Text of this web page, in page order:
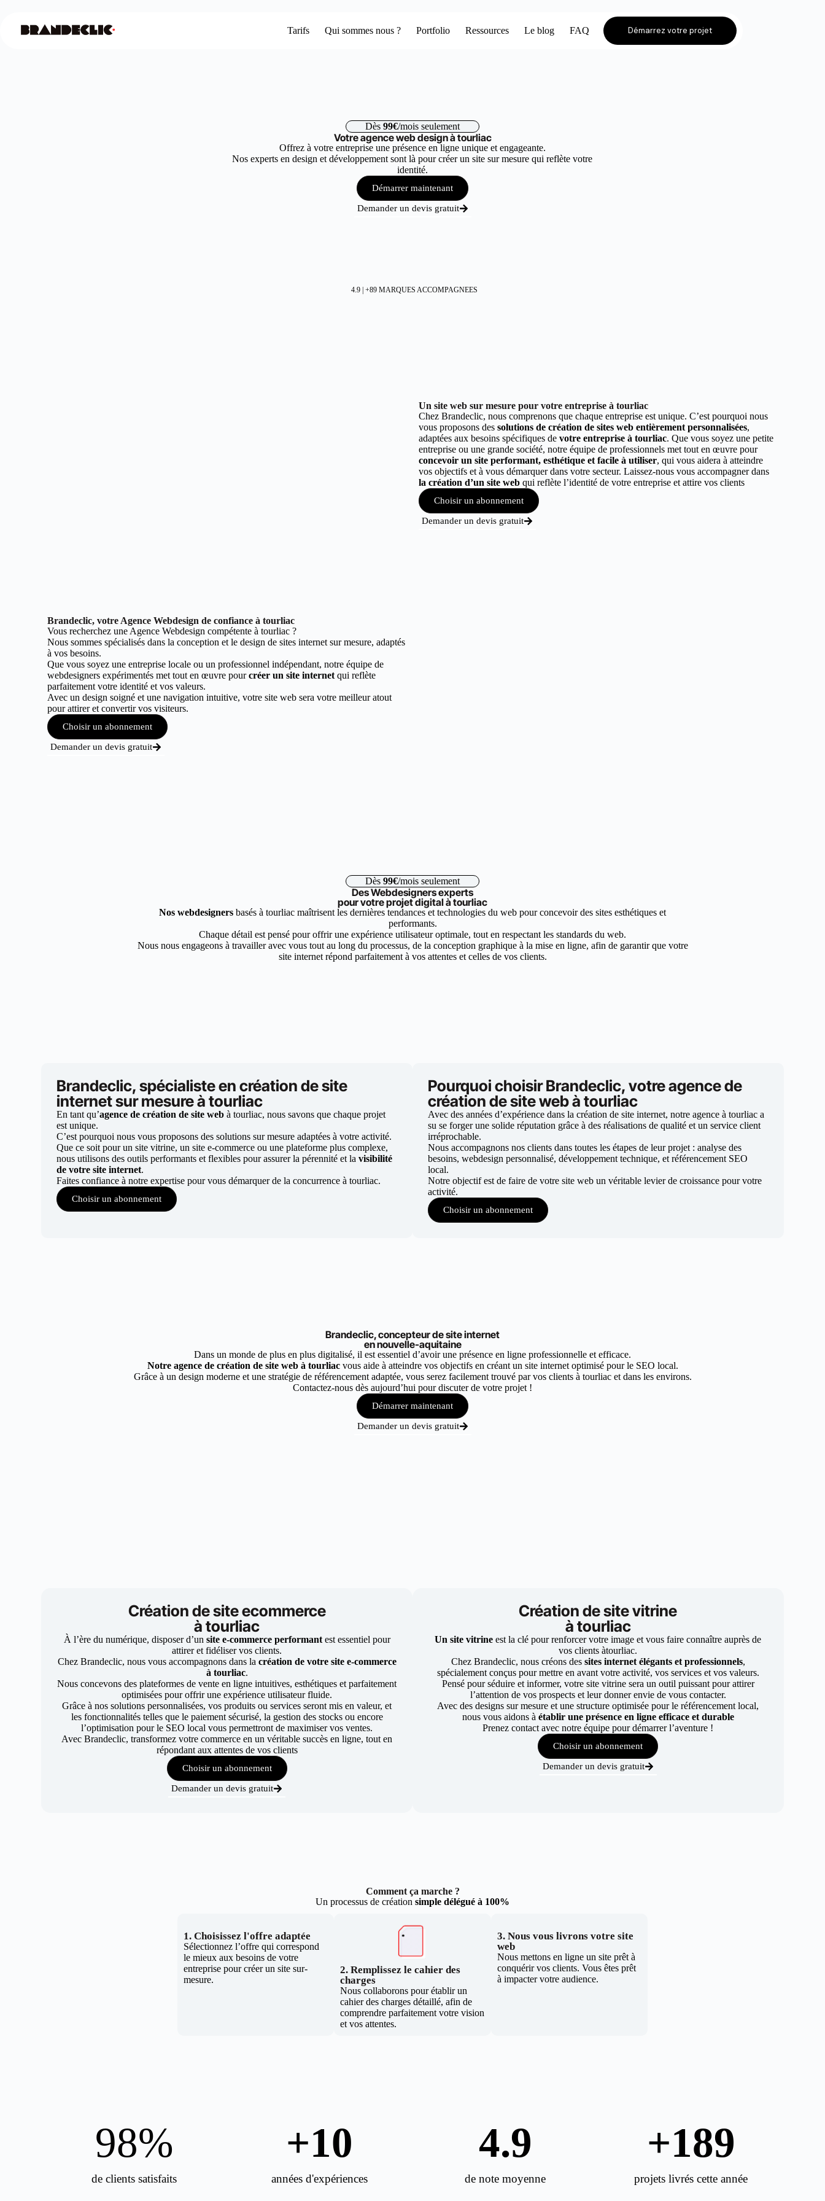
Tarifs Qui sommes nous ? Portfolio Ressources Le blog FAQ Démarrez votre projet
Dès 99€/mois seulement
Votre agence web design à tourliac
Offrez à votre entreprise une présence en ligne unique et engageante.
Nos experts en design et développement sont là pour créer un site sur mesure qui reflète votre
identité.
Démarrer maintenant
Demander un devis gratuit
4.9 | +89 MARQUES ACCOMPAGNEES
Un site web sur mesure pour votre entreprise à tourliac
Chez Brandeclic, nous comprenons que chaque entreprise est unique. C’est pourquoi nous
vous proposons des solutions de création de sites web entièrement personnalisées,
adaptées aux besoins spécifiques de votre entreprise à tourliac. Que vous soyez une petite
entreprise ou une grande société, notre équipe de professionnels met tout en œuvre pour
concevoir un site performant, esthétique et facile à utiliser, qui vous aidera à atteindre
vos objectifs et à vous démarquer dans votre secteur. Laissez-nous vous accompagner dans
la création d’un site web qui reflète l’identité de votre entreprise et attire vos clients
Choisir un abonnement
Demander un devis gratuit
Brandeclic, votre Agence Webdesign de confiance à tourliac
Vous recherchez une Agence Webdesign compétente à tourliac ?
Nous sommes spécialisés dans la conception et le design de sites internet sur mesure, adaptés
à vos besoins.
Que vous soyez une entreprise locale ou un professionnel indépendant, notre équipe de
webdesigners expérimentés met tout en œuvre pourcréer un site internetqui reflète
parfaitement votre identité et vos valeurs.
Avec un design soigné et une navigation intuitive, votre site web sera votre meilleur atout
pour attirer et convertir vos visiteurs.
Choisir un abonnement
Demander un devis gratuit
Dès 99€/mois seulement
Des Webdesigners experts
pour votre projet digital à tourliac
Nos webdesigners basés à tourliac maîtrisent les dernières tendances et technologies du web pour concevoir des sites esthétiques et
performants.
Chaque détail est pensé pour offrir une expérience utilisateur optimale, tout en respectant les standards du web.
Nous nous engageons à travailler avec vous tout au long du processus, de la conception graphique à la mise en ligne, afin de garantir que votre
site internet répond parfaitement à vos attentes et celles de vos clients.
Brandeclic, spécialiste en création de site
internet sur mesure à tourliac
En tant qu’agence de création de site web à tourliac, nous savons que chaque projet
est unique.
C’est pourquoi nous vous proposons des solutions sur mesure adaptées à votre activité.
Que ce soit pour un site vitrine, un site e-commerce ou une plateforme plus complexe,
nous utilisons des outils performants et flexibles pour assurer la pérennité et lavisibilité
de votre site internet.
Faites confiance à notre expertise pour vous démarquer de la concurrence à tourliac.
Choisir un abonnement
Pourquoi choisir Brandeclic, votre agence de
création de site web à tourliac
Avec des années d’expérience dans la création de site internet, notre agence à tourliac a
su se forger une solide réputation grâce à des réalisations de qualité et un service client
irréprochable.
Nous accompagnons nos clients dans toutes les étapes de leur projet : analyse des
besoins, webdesign personnalisé, développement technique, et référencement SEO
local.
Notre objectif est de faire de votre site web un véritable levier de croissance pour votre
activité.
Choisir un abonnement
Brandeclic, concepteur de site internet
en nouvelle-aquitaine
Dans un monde de plus en plus digitalisé, il est essentiel d’avoir une présence en ligne professionnelle et efficace.
Notre agence de création de site web à tourliacvous aide à atteindre vos objectifs en créant un site internet optimisé pour le SEO local.
Grâce à un design moderne et une stratégie de référencement adaptée, vous serez facilement trouvé par vos clients à tourliac et dans les environs.
Contactez-nous dès aujourd’hui pour discuter de votre projet !
Démarrer maintenant
Demander un devis gratuit
Création de site ecommerce
à tourliac
À l’ère du numérique, disposer d’un site e-commerce performant est essentiel pour
attirer et fidéliser vos clients.
Chez Brandeclic, nous vous accompagnons dans la création de votre site e-commerce
à tourliac.
Nous concevons des plateformes de vente en ligne intuitives, esthétiques et parfaitement
optimisées pour offrir une expérience utilisateur fluide.
Grâce à nos solutions personnalisées, vos produits ou services seront mis en valeur, et
les fonctionnalités telles que le paiement sécurisé, la gestion des stocks ou encore
l’optimisation pour le SEO local vous permettront de maximiser vos ventes.
Avec Brandeclic, transformez votre commerce en un véritable succès en ligne, tout en
répondant aux attentes de vos clients
Choisir un abonnement
Demander un devis gratuit
Création de site vitrine
à tourliac
Un site vitrine est la clé pour renforcer votre image et vous faire connaître auprès de
vos clients àtourliac.
Chez Brandeclic, nous créons dessites internet élégants et professionnels,
spécialement conçus pour mettre en avant votre activité, vos services et vos valeurs.
Pensé pour séduire et informer, votre site vitrine sera un outil puissant pour attirer
l’attention de vos prospects et leur donner envie de vous contacter.
Avec des designs sur mesure et une structure optimisée pour le référencement local,
nous vous aidons à établir une présence en ligne efficace et durable
Prenez contact avec notre équipe pour démarrer l’aventure !
Choisir un abonnement
Demander un devis gratuit
Comment ça marche ?
Un processus de création simple délégué à 100%
1. Choisissez l'offre adaptée
Sélectionnez l’offre qui correspond
le mieux aux besoins de votre
entreprise pour créer un site sur-
mesure.
2. Remplissez le cahier des
charges
Nous collaborons pour établir un
cahier des charges détaillé, afin de
comprendre parfaitement votre vision
et vos attentes.
3. Nous vous livrons votre site
web
Nous mettons en ligne un site prêt à
conquérir vos clients. Vous êtes prêt
à impacter votre audience.
de clients satisfaits
98%
années d'expériences
+10
de note moyenne
4.9
projets livrés cette année
+189